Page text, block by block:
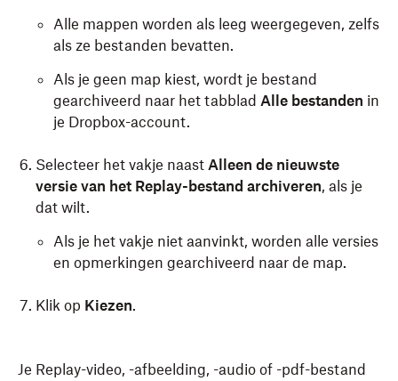
Alle mappen worden als leeg weergegeven, zelfs
als ze bestanden bevatten.
Als je geen map kiest, wordt je bestand
gearchiveerd naar het tabblad Alle bestanden in
je Dropbox-account.
Selecteer het vakje naast Alleen de nieuwste
versie van het Replay-bestand archiveren, als je
dat wilt.
Als je het vakje niet aanvinkt, worden alle versies
en opmerkingen gearchiveerd naar de map.
Klik op Kiezen.
Je Replay-video, -afbeelding, -audio of -pdf-bestand